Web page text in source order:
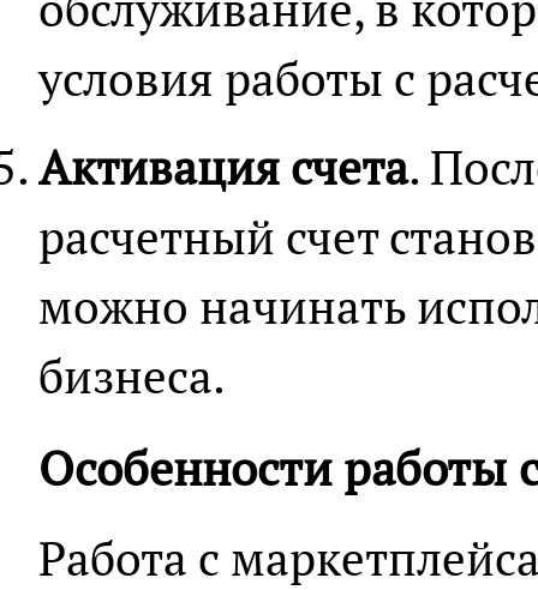
условия работы с
Активация счета.
расчетный счет
можно начинать
бизнеса.
Особенности работы
Работа с